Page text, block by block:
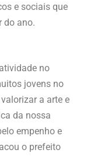
e sociais que
do ano.
no
jovens no
a arte e
da nossa
empenho e
o prefeito